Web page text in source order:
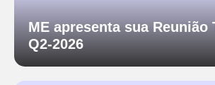
ME apresenta sua Reunião
Q2-2026